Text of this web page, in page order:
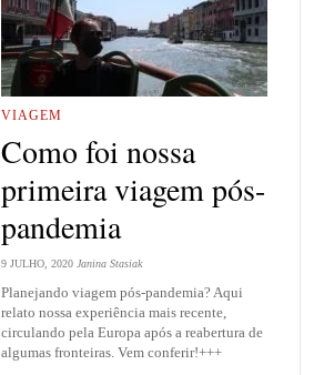
VIAGEM
Como foi nossa
primeira viagem pós-
pandemia
9 JULHO, 2020 Janina Stasiak
Planejando viagem pós-pandemia? Aqui
relato nossa experiência mais recente,
circulando pela Europa após a reabertura de
algumas fronteiras. Vem conferir!+++